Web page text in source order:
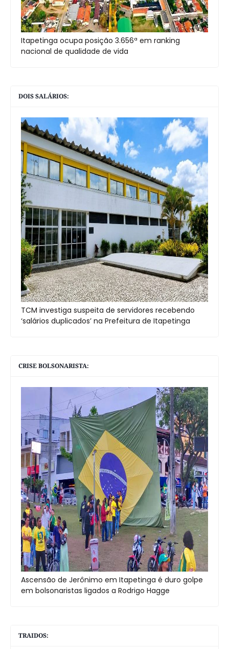
Itapetinga ocupa posição 3.656ª em ranking
nacional de qualidade de vida
DOIS SALÁRIOS:
TCM investiga suspeita de servidores recebendo
‘salários duplicados’ na Prefeitura de Itapetinga
CRISE BOLSONARISTA:
Ascensão de Jerônimo em Itapetinga é duro golpe
em bolsonaristas ligados a Rodrigo Hagge
TRAIDOS: